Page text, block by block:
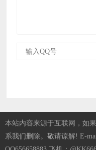
本站内容来源于互联网，如
系我们删除。敬请谅解! E-